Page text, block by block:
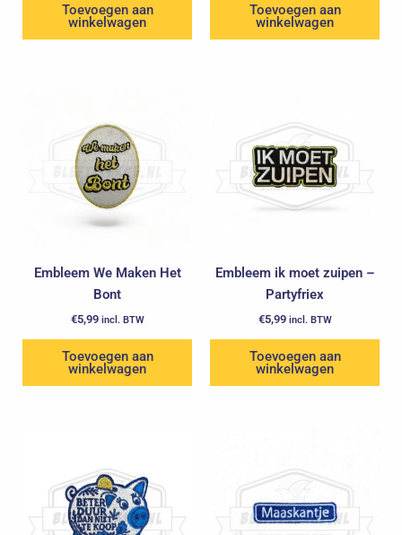
Toevoegen aan
winkelwagen
Toevoegen aan
winkelwagen
Embleem We Maken Het
Bont
€5,99 incl. BTW
Toevoegen aan
winkelwagen
Embleem ik moet zuipen –
Partyfriex
€5,99 incl. BTW
Toevoegen aan
winkelwagen